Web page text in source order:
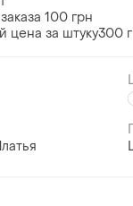
100 грн
цена за штуку300